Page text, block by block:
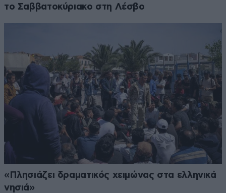
το Σαββατοκύριακο στη Λέσβο
«Πλησιάζει δραματικός χειμώνας στα ελληνικά
νησιά»